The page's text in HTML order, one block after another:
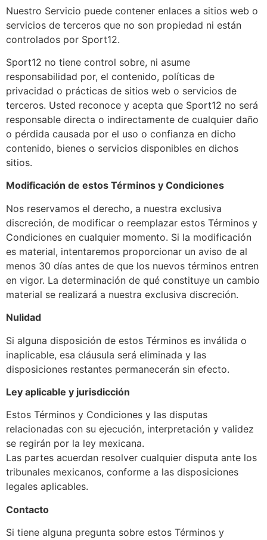
Nuestro Servicio puede contener enlaces a sitios web o
servicios de terceros que no son propiedad ni están
controlados por Sport12.
Sport12 no tiene control sobre, ni asume
responsabilidad por, el contenido, políticas de
privacidad o prácticas de sitios web o servicios de
terceros. Usted reconoce y acepta que Sport12 no será
responsable directa o indirectamente de cualquier daño
o pérdida causada por el uso o confianza en dicho
contenido, bienes o servicios disponibles en dichos
sitios.
Modificación de estos Términos y Condiciones
Nos reservamos el derecho, a nuestra exclusiva
discreción, de modificar o reemplazar estos Términos y
Condiciones en cualquier momento. Si la modificación
es material, intentaremos proporcionar un aviso de al
menos 30 días antes de que los nuevos términos entren
en vigor. La determinación de qué constituye un cambio
material se realizará a nuestra exclusiva discreción.
Nulidad
Si alguna disposición de estos Términos es inválida o
inaplicable, esa cláusula será eliminada y las
disposiciones restantes permanecerán sin efecto.
Ley aplicable y jurisdicción
Estos Términos y Condiciones y las disputas
relacionadas con su ejecución, interpretación y validez
se regirán por la ley mexicana.
Las partes acuerdan resolver cualquier disputa ante los
tribunales mexicanos, conforme a las disposiciones
legales aplicables.
Contacto
Si tiene alguna pregunta sobre estos Términos y